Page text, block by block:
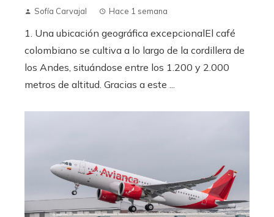
Sofía Carvajal Hace 1 semana
1. Una ubicación geográfica excepcionalEl café
colombiano se cultiva a lo largo de la cordillera de
los Andes, situándose entre los 1.200 y 2.000
metros de altitud. Gracias a este ...